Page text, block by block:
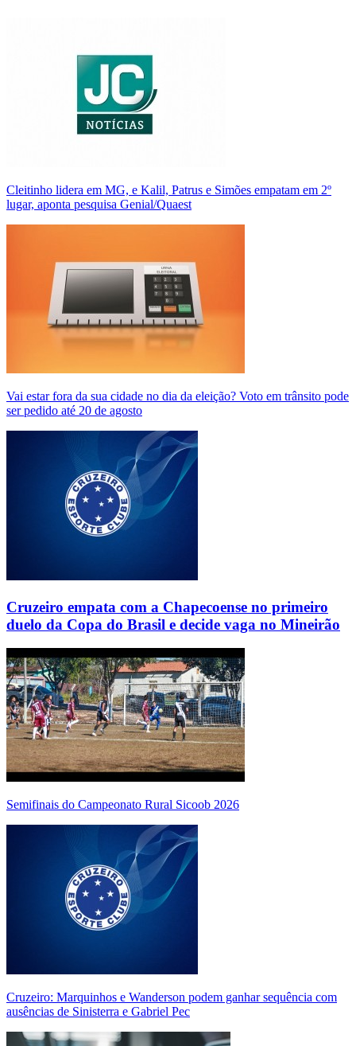
Cleitinho lidera em MG, e Kalil, Patrus e Simões empatam em 2º
lugar, aponta pesquisa Genial/Quaest
Vai estar fora da sua cidade no dia da eleição? Voto em trânsito pode
ser pedido até 20 de agosto
Cruzeiro empata com a Chapecoense no primeiro
duelo da Copa do Brasil e decide vaga no Mineirão
Semifinais do Campeonato Rural Sicoob 2026
Cruzeiro: Marquinhos e Wanderson podem ganhar sequência com
ausências de Sinisterra e Gabriel Pec